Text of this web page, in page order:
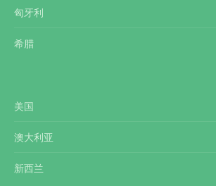
匈牙利
希腊
美国
澳大利亚
新西兰